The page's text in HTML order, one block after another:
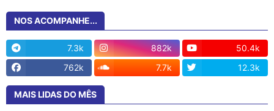
NOS ACOMPANHE...
7.3k 882k
50.4k
762k
7.7k 12.3k
MAIS LIDAS DO MÊS